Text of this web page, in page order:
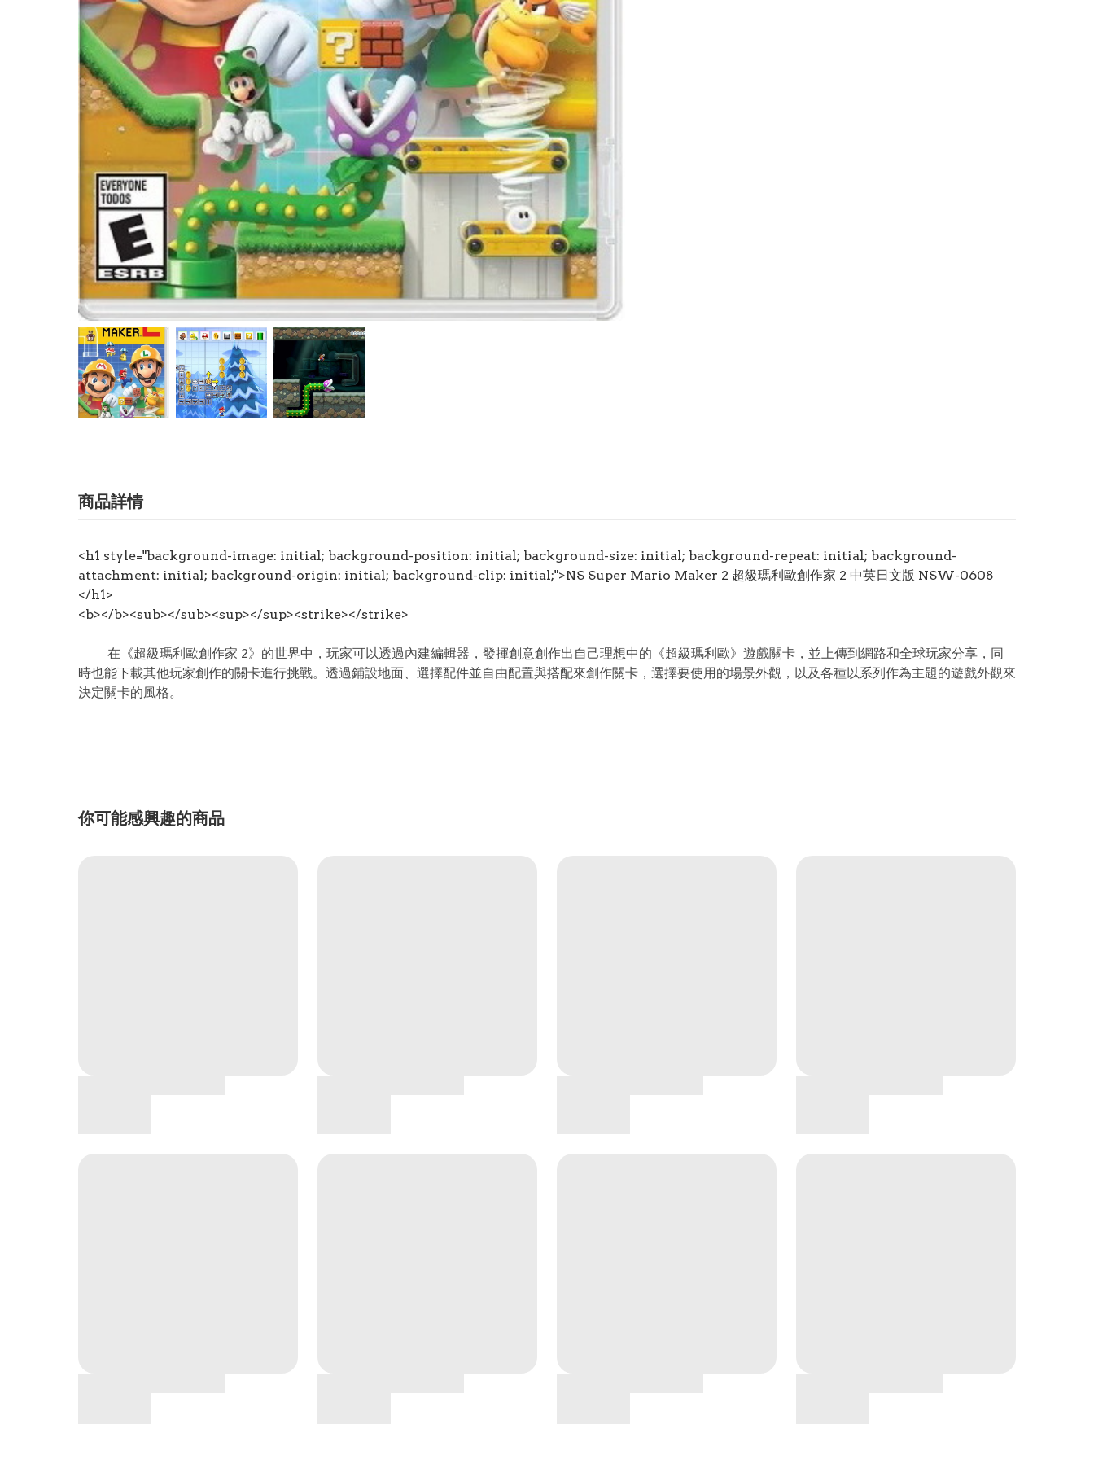
商品詳情
<h1 style="background-image: initial; background-position: initial; background-size: initial; background-repeat: initial; background-
attachment: initial; background-origin: initial; background-clip: initial;">NS Super Mario Maker 2 超級瑪利歐創作家 2 中英日文版 NSW-0608
</h1>
<b></b><sub></sub><sup></sup><strike></strike>
在《超級瑪利歐創作家 2》的世界中，玩家可以透過內建編輯器，發揮創意創作出自己理想中的《超級瑪利歐》遊戲關卡，並上傳到網路和全球玩家分享，同
時也能下載其他玩家創作的關卡進行挑戰。透過鋪設地面、選擇配件並自由配置與搭配來創作關卡，選擇要使用的場景外觀，以及各種以系列作為主題的遊戲外觀來
決定關卡的風格。
你可能感興趣的商品